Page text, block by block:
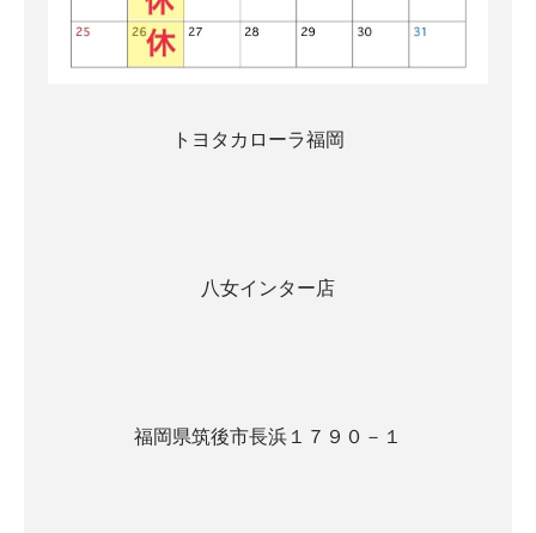
トヨタカローラ福岡
八女インター店
福岡県筑後市長浜１７９０－１